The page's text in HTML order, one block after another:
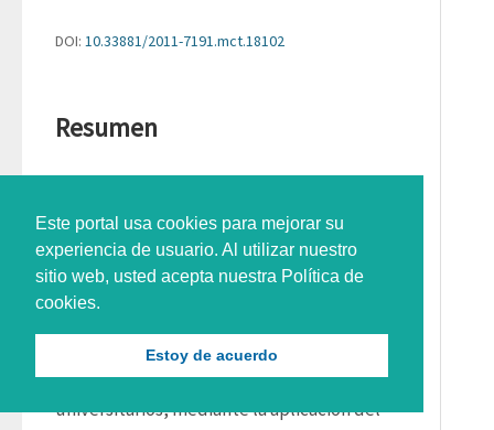
Este portal usa cookies para mejorar su
experiencia de usuario. Al utilizar nuestro
sitio web, usted acepta nuestra Política de
cookies.
Estoy de acuerdo
DOI: 10.33881/2011-7191.mct.18102
Resumen
organización panamericana de la salud OPS,
indican que, a nivel mundial, los jóvenes no
siguen las recomendaciones en cuanto a
práctica de Actividad Física, por esta razón
se llevó a cabo la caracterización de los
niveles de actividad física de estudiantes
universitarios, mediante la aplicación del